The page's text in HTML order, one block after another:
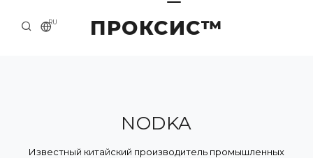
ПРОКСИС™
RU
ПРИМЕРЫ И РЕШЕНИЯ
NODKA
Известный китайский производитель промышленных